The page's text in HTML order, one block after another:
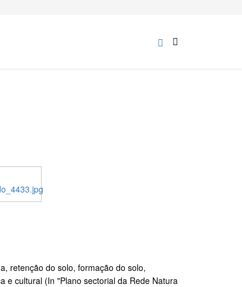
retenção do solo, formação do solo,
e cultural (In "Plano sectorial da Rede Natura